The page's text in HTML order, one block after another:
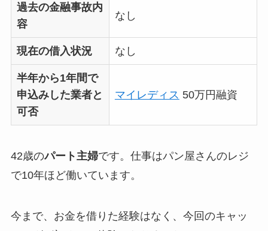
過去の金融事故内
容
なし
現在の借入状況 なし
半年から1年間で
申込みした業者と
可否
マイレディス 50万円融資
42歳のパート主婦です。仕事はパン屋さんのレジ
で10年ほど働いています。
今まで、お金を借りた経験はなく、今回のキャッ